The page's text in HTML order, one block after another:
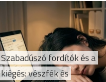
Szabadúszó fordítók és a
kiégés: vészfék és